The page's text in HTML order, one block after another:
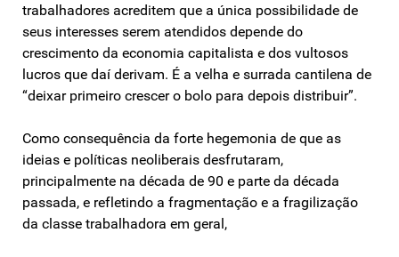
trabalhadores acreditem que a única possibilidade de
seus interesses serem atendidos depende do
crescimento da economia capitalista e dos vultosos
lucros que daí derivam. É a velha e surrada cantilena de
“deixar primeiro crescer o bolo para depois distribuir”.
Como consequência da forte hegemonia de que as
ideias e políticas neoliberais desfrutaram,
principalmente na década de 90 e parte da década
passada, e refletindo a fragmentação e a fragilização
da classe trabalhadora em geral,